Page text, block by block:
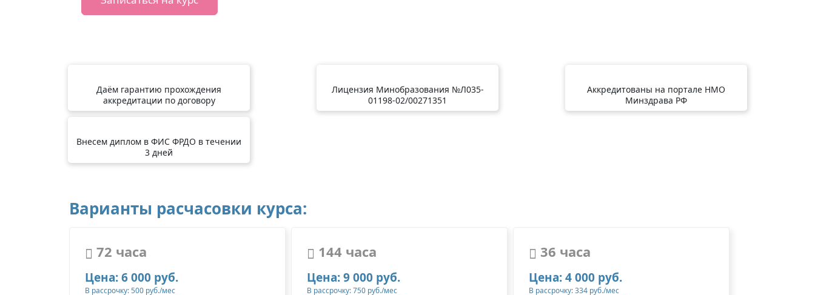
Даём гарантию прохождения
аккредитации по договору
Лицензия Минобразования №Л035-
01198-02/00271351
Аккредитованы на портале НМО
Минздрава РФ
Внесем диплом в ФИС ФРДО в течении
3 дней
Варианты расчасовки курса:
72 часа
Цена: 6 000 руб.
В рассрочку: 500 руб./мес
144 часа
Цена: 9 000 руб.
В рассрочку: 750 руб./мес
36 часа
Цена: 4 000 руб.
В рассрочку: 334 руб./мес